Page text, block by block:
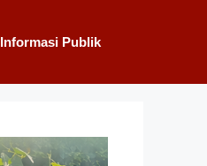
Informasi Publik